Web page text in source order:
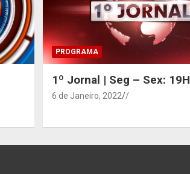
PROGRAMA
1º Jornal | Seg – Sex: 19H
6 de Janeiro, 2022 /